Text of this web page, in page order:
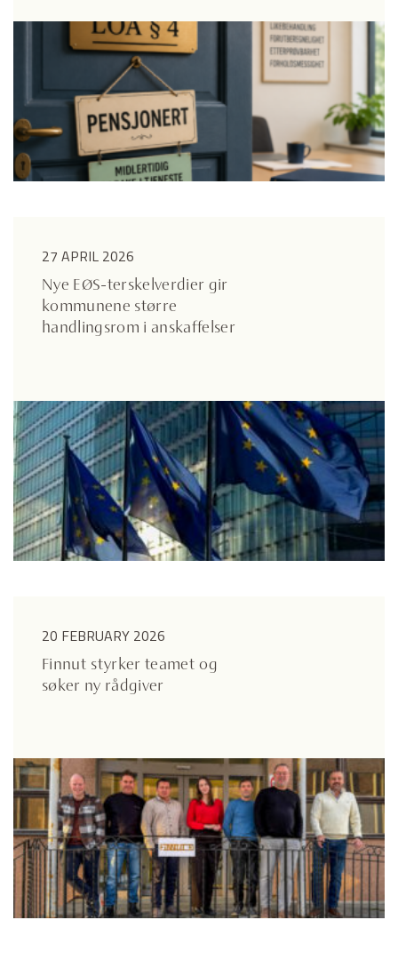
27 APRIL 2026
Nye EØS-terskelverdier gir
kommunene større
handlingsrom i anskaffelser
20 FEBRUARY 2026
Finnut styrker teamet og
søker ny rådgiver